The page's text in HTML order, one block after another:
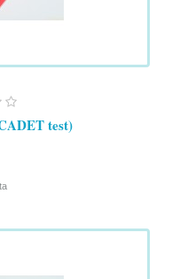
test)